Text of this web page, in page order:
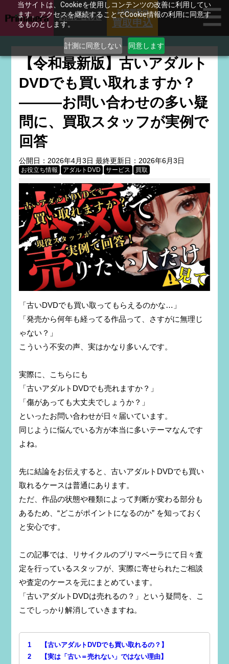
当サイトは、Cookieを使用しコンテンツの改善に利用してい
ます。アクセスを継続することでCookie情報の利用に同意す
るものとします。
計測に同意しない 同意します
お問い合わせ
24時間受付
買取申込
【令和最新版】古いアダルト
DVDでも買い取れますか？
———お問い合わせの多い疑
問に、買取スタッフが実例で
回答
公開日： 2026年4月3日 最終更新日： 2026年6月3日
お役立ち情報 アダルトDVD サービス 買取
「古いDVDでも買い取ってもらえるのかな…」
「発売から何年も経ってる作品って、さすがに無理じ
ゃない？」
こういう不安の声、実はかなり多いんです。
実際に、こちらにも
「古いアダルトDVDでも売れますか？」
「傷があっても大丈夫でしょうか？」
といったお問い合わせが日々届いています。
同じように悩んでいる方が本当に多いテーマなんです
よね。
先に結論をお伝えすると、古いアダルトDVDでも買い
取れるケースは普通にあります。
ただ、作品の状態や種類によって判断が変わる部分も
あるため、“どこがポイントになるのか” を知っておく
と安心です。
この記事では、リサイクルのプリマベーラにて日々査
定を行っているスタッフが、実際に寄せられたご相談
や査定のケースを元にまとめています。
「古いアダルトDVDは売れるの？」という疑問を、こ
こでしっかり解消していきますね。
1
【古いアダルトDVDでも買い取れるの？】
2
【実は「古い＝売れない」ではない理由】